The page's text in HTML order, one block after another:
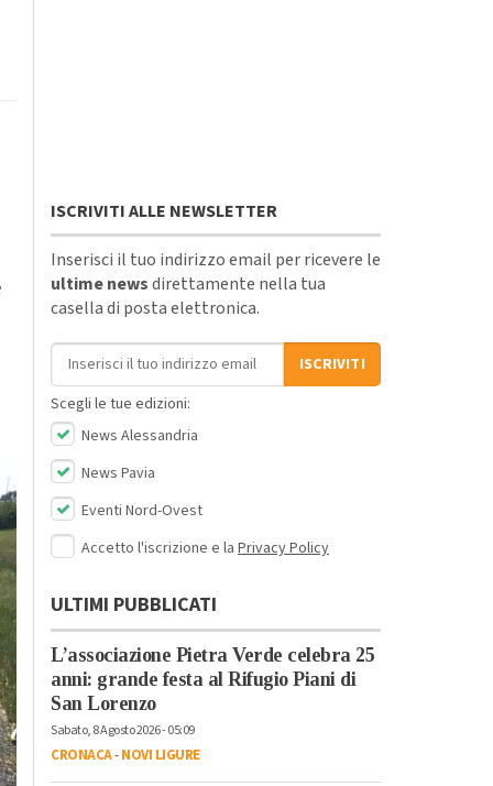
ISCRIVITI ALLE NEWSLETTER
Inserisci il tuo indirizzo email per ricevere le
ultime newsdirettamente nella tua
casella di posta elettronica.
Indirizzo email
ISCRIVITI
Scegli le tue edizioni:
News Alessandria
News Pavia
Eventi Nord-Ovest
Accetto l'iscrizione e la Privacy Policy
ULTIMI PUBBLICATI
L’associazione Pietra Verde celebra 25
anni: grande festa al Rifugio Piani di
San Lorenzo
Sabato, 8 Agosto 2026 - 05:09
CRONACA-NOVI LIGURE